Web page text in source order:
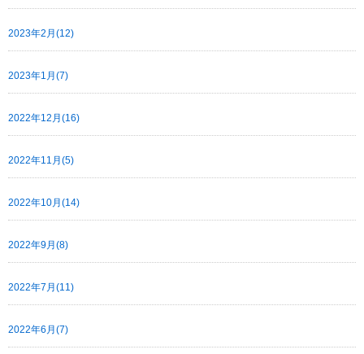
2023年2月(12)
2023年1月(7)
2022年12月(16)
2022年11月(5)
2022年10月(14)
2022年9月(8)
2022年7月(11)
2022年6月(7)